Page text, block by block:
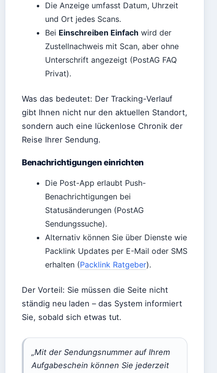
Die Anzeige umfasst Datum, Uhrzeit
und Ort jedes Scans.
Bei Einschreiben Einfach wird der
Zustellnachweis mit Scan, aber ohne
Unterschrift angezeigt (PostAG FAQ
Privat).
Was das bedeutet: Der Tracking-Verlauf
gibt Ihnen nicht nur den aktuellen Standort,
sondern auch eine lückenlose Chronik der
Reise Ihrer Sendung.
Benachrichtigungen einrichten
Die Post-App erlaubt Push-
Benachrichtigungen bei
Statusänderungen (PostAG
Sendungssuche).
Alternativ können Sie über Dienste wie
Packlink Updates per E-Mail oder SMS
erhalten (Packlink Ratgeber).
Der Vorteil: Sie müssen die Seite nicht
ständig neu laden – das System informiert
Sie, sobald sich etwas tut.
„Mit der Sendungsnummer auf Ihrem
Aufgabeschein können Sie jederzeit